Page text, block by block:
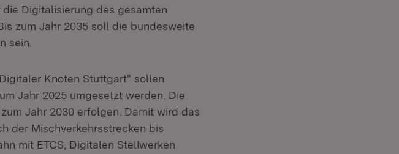
Digitalisierung des gesamten
zum Jahr 2035 soll die bundesweite
sein.
Knoten Stuttgart" sollen
Jahr 2025 umgesetzt werden. Die
Jahr 2030 erfolgen. Damit wird das
der Mischverkehrsstrecken bis
mit ETCS, Digitalen Stellwerken